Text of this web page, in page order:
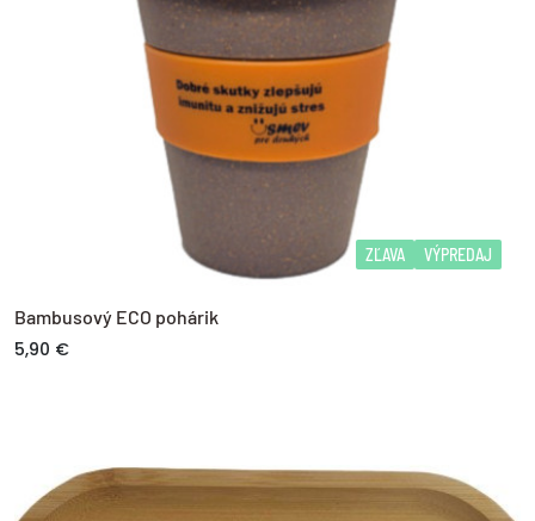
ZĽAVA VÝPREDAJ
Bambusový ECO pohárik
5,90 €